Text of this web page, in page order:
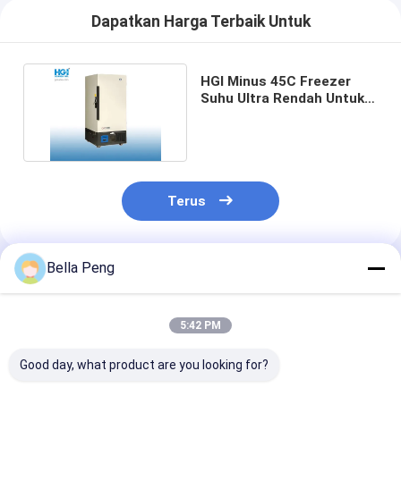
Dapatkan Harga Terbaik Untuk
HGI Minus 45C Freezer
Suhu Ultra Rendah Untuk
Terus
Rekomendasi Produk
Bella Peng
5:42 PM
Good day, what product are you looking for?